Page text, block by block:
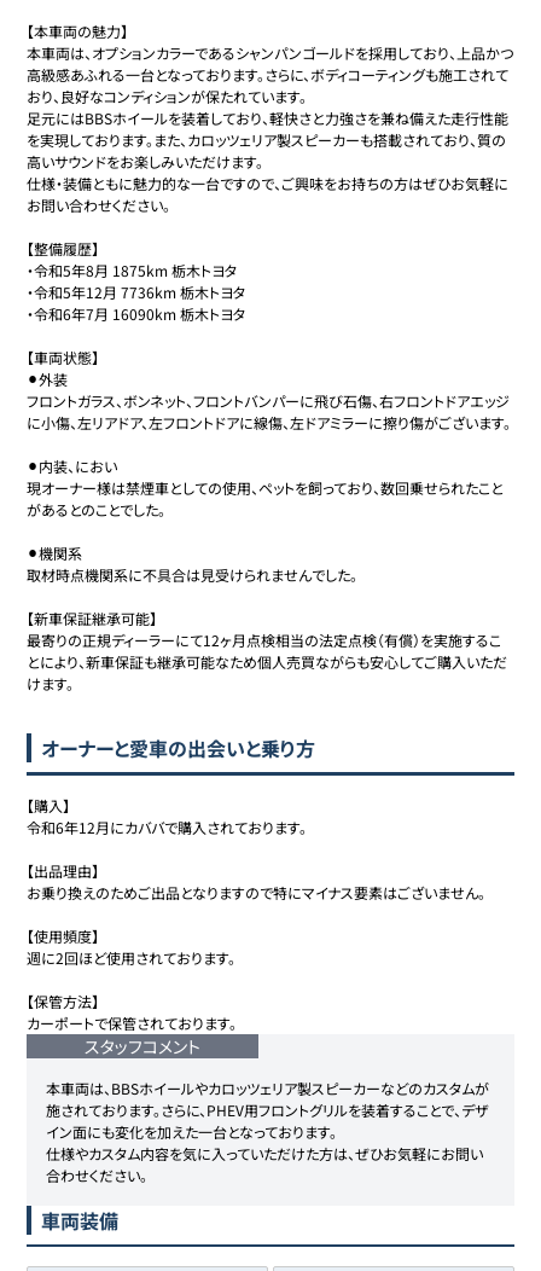
【本車両の魅力】
本車両は、オプションカラーであるシャンパンゴールドを採用しており、上品かつ
高級感あふれる一台となっております。さらに、ボディコーティングも施工されて
おり、良好なコンディションが保たれています。
足元にはBBSホイールを装着しており、軽快さと力強さを兼ね備えた走行性能
を実現しております。また、カロッツェリア製スピーカーも搭載されており、質の
高いサウンドをお楽しみいただけます。
仕様・装備ともに魅力的な一台ですので、ご興味をお持ちの方はぜひお気軽に
お問い合わせください。
【整備履歴】
・令和5年8月 1875km 栃木トヨタ
・令和5年12月 7736km 栃木トヨタ
・令和6年7月 16090km 栃木トヨタ
【車両状態】
⚫︎外装
フロントガラス、ボンネット、フロントバンパーに飛び石傷、右フロントドアエッジ
に小傷、左リアドア、左フロントドアに線傷、左ドアミラーに擦り傷がございます。
⚫︎内装、におい
現オーナー様は禁煙車としての使用、ペットを飼っており、数回乗せられたこと
があるとのことでした。
⚫︎機関系
取材時点機関系に不具合は見受けられませんでした。
【新車保証継承可能】
最寄りの正規ディーラーにて12ヶ月点検相当の法定点検（有償）を実施するこ
とにより、新車保証も継承可能なため個人売買ながらも安心してご購入いただ
けます。
オーナーと愛車の出会いと乗り方
【購入】
令和6年12月にカババで購入されております。
【出品理由】
お乗り換えのためご出品となりますので特にマイナス要素はございません。
【使用頻度】
週に2回ほど使用されております。
【保管方法】
カーポートで保管されております。
スタッフコメント
本車両は、BBSホイールやカロッツェリア製スピーカーなどのカスタムが
施されております。さらに、PHEV用フロントグリルを装着することで、デザ
イン面にも変化を加えた一台となっております。
仕様やカスタム内容を気に入っていただけた方は、ぜひお気軽にお問い
合わせください。
車両装備